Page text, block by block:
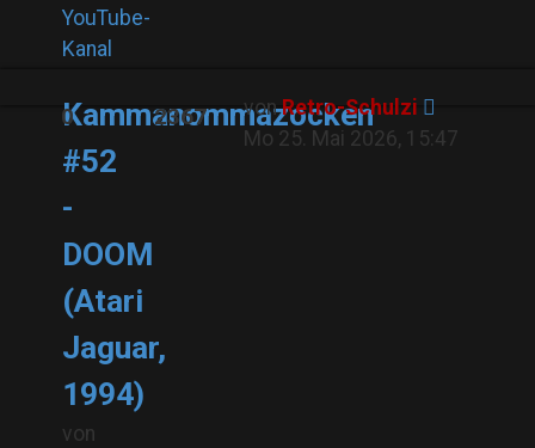
YouTube-
Kanal
Kammanommazocken
#52
-
DOOM
(Atari
Jaguar,
1994)
von
0 2367 vonRetro-Schulzi
Mo 25. Mai 2026, 15:47